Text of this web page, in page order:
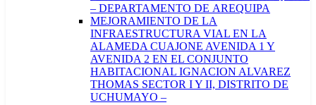
– DEPARTAMENTO DE AREQUIPA
MEJORAMIENTO DE LA
INFRAESTRUCTURA VIAL EN LA
ALAMEDA CUAJONE AVENIDA 1 Y
AVENIDA 2 EN EL CONJUNTO
HABITACIONAL IGNACION ALVAREZ
THOMAS SECTOR I Y II, DISTRITO DE
UCHUMAYO –